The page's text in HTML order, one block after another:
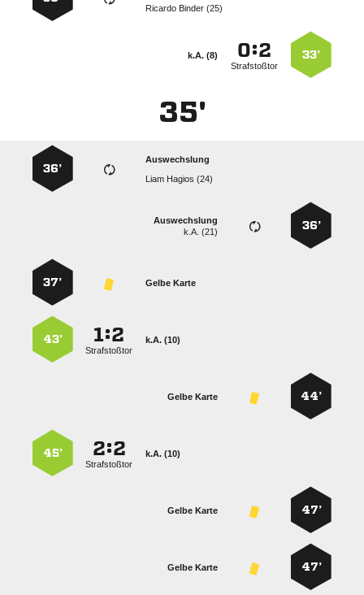
  
33’
:
Strafstoßtor
k.A. (8)
35'
Auswechslung
  
36’
36’
Auswechslung
k.A. (21)
Gelbe Karte
37’
k.A. (10)
:
Strafstoßtor
43’
44’
Gelbe Karte
k.A. (10)
:
Strafstoßtor
45’
47’
Gelbe Karte
47’
Gelbe Karte